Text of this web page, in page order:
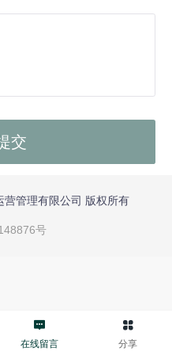
营管理有限公司 版权所有
号
在线留言 分享